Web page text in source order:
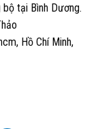
tại Bình Dương.
Hồ Chí Minh,